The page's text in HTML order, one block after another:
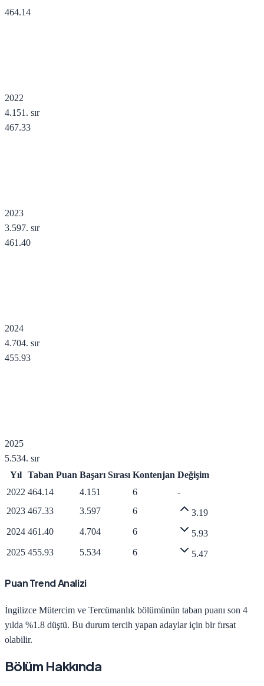
464.14
2022
4.151 . sır
467.33
2023
3.597. sır
461.40
2024
4.704. sır
455.93
2025
5.534. sır
Yıl Taban Puan Başarı Sırası Kontenjan Değişim
2022 464.14 4.151 6
-
2023 467.33 3.597 6
3.19
2024 461.40 4.704 6
5.93
2025 455.93 5.534 6 5.47
Puan Trend Analizi
İngilizce Mütercim ve Tercümanlık bölümünün taban puanı son 4
yılda %1.8 düştü. Bu durum tercih yapan adaylar için bir fırsat
olabilir.
Bölüm Hakkında